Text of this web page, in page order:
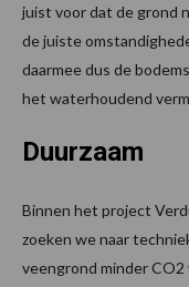
juist voor dat de grond
de juiste
daarmee dus de
het waterhoudend
Duurzaam
Binnen het project
zoeken we naar
veengrond minder